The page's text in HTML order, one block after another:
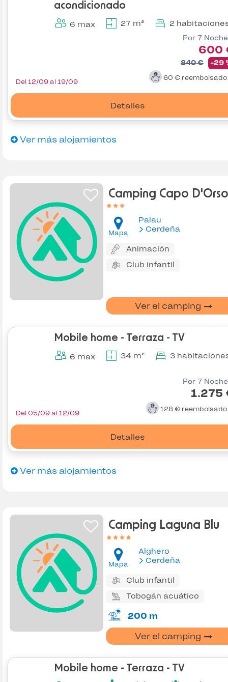
acondicionado
6 max 27 m² 2
Por 7
600
840 € -29
60 € reembolsado
Detalles
Del 12/09 al 19/09
Ver más alojamientos
Camping Capo D'Orso
Mapa
Palau
Cerdeña
Animación
Club infantil
Ver el camping
Mobile home - Terraza - TV
6 max 34 m² 3
Por 7
1.275
128 € reembolsado
Detalles
Del 05/09 al 12/09
Ver más alojamientos
Camping Laguna Blu
Mapa
Alghero
Cerdeña
Club infantil
Tobogán acuático
200 m
Ver el camping
Mobile home - Terraza - TV